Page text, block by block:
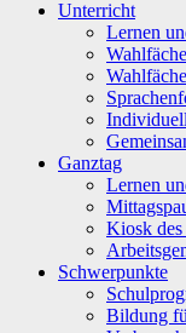
Unterricht
Lernen
Ganztag
Lernen
Kiosk des
Schwerpunkte
Bildung